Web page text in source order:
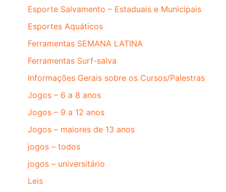
Esporte Salvamento – Estaduais e Municipais
Esportes Aquáticos
Ferramentas SEMANA LATINA
Ferramentas Surf-salva
Informações Gerais sobre os Cursos/Palestras
Jogos – 6 a 8 anos
Jogos – 9 a 12 anos
Jogos – maiores de 13 anos
jogos – todos
jogos – universitário
Leis